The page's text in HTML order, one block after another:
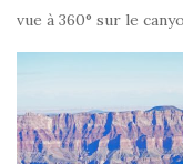
vue à 360° sur le